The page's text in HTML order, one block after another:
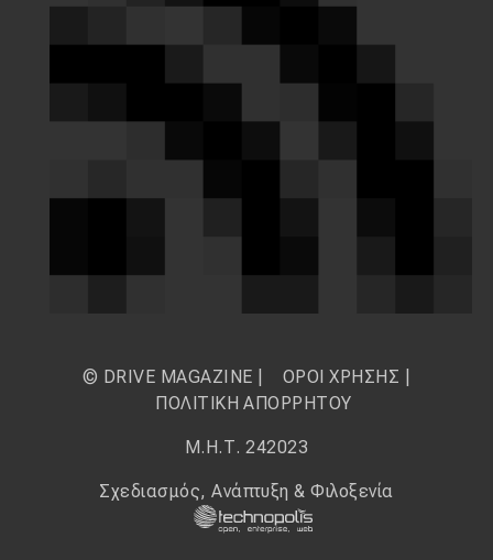
© DRIVE MAGAZINE | ΟΡΟΙ ΧΡΗΣΗΣ
ΠΟΛΙΤΙΚΗ ΑΠΟΡΡΗΤΟΥ
Μ.Η.Τ. 242023
Σχεδιασμός, Ανάπτυξη & Φιλοξενία